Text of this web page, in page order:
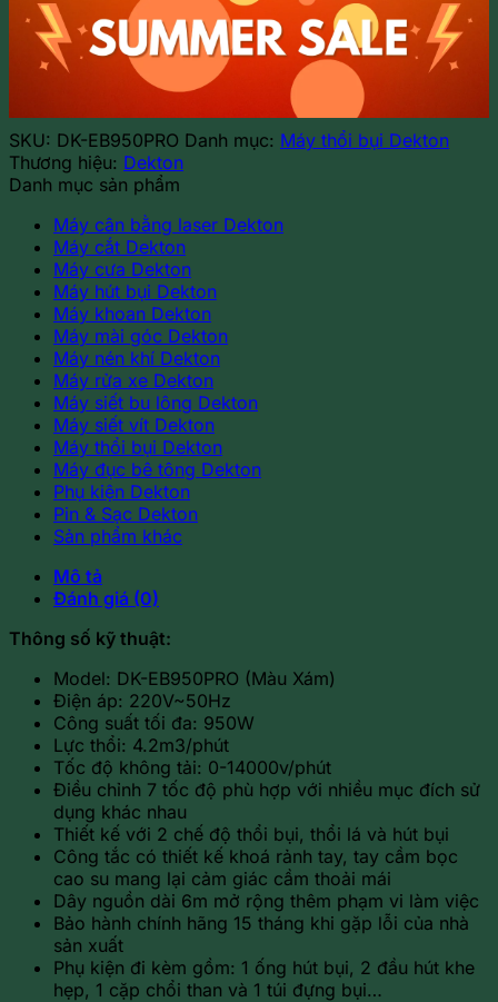
Dekton
DK-
EB950PRO
số
lượng
SKU: DK-EB950PRO Danh mục: Máy thổi bụi Dekton
Thương hiệu: Dekton
Danh mục sản phẩm
Máy cân bằng laser Dekton
Máy cắt Dekton
Máy cưa Dekton
Máy hút bụi Dekton
Máy khoan Dekton
Máy mài góc Dekton
Máy nén khí Dekton
Máy rửa xe Dekton
Máy siết bu lông Dekton
Máy siết vít Dekton
Máy thổi bụi Dekton
Máy đục bê tông Dekton
Phụ kiện Dekton
Pin & Sạc Dekton
Sản phẩm khác
Mô tả
Đánh giá (0)
Thông số kỹ thuật:
Model: DK-EB950PRO (Màu Xám)
Điện áp: 220V~50Hz
Công suất tối đa: 950W
Lực thổi: 4.2m3/phút
Tốc độ không tải: 0-14000v/phút
Điều chỉnh 7 tốc độ phù hợp với nhiều mục đích sử
dụng khác nhau
Thiết kế với 2 chế độ thổi bụi, thổi lá và hút bụi
Công tắc có thiết kế khoá rảnh tay, tay cầm bọc
cao su mang lại cảm giác cầm thoải mái
Dây nguồn dài 6m mở rộng thêm phạm vi làm việc
Bảo hành chính hãng 15 tháng khi gặp lỗi của nhà
sản xuất
Phụ kiện đi kèm gồm: 1 ống hút bụi, 2 đầu hút khe
hẹp, 1 cặp chổi than và 1 túi đựng bụi…